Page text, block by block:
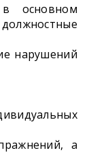
основном
нарушений
а